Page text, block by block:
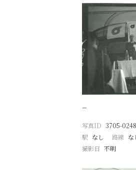
−
写真ID 3705-
駅 なし 路線 な
撮影日 不明